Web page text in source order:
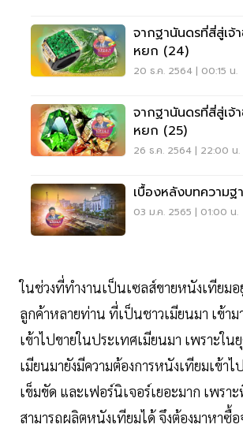
จากฐานันดรที่สี่สู่เจ้
หยก (24)
20 ธ.ค. 2564 | 00:15 น.
จากฐานันดรที่สี่สู่เจ้
หยก (25)
26 ธ.ค. 2564 | 22:00 น.
เบื้องหลังบทความฐ
03 ม.ค. 2565 | 01:00 น.
ในช่วงที่ทำงานเป็นเซลส์ขายหนังเทีย
ลูกค้าหลายท่าน ที่เป็นชาวเมียนมา เข้า
เข้าไปขายในประเทศเมียนมา เพราะใ
เมียนมายังมีความต้องการหนังเทียมเข้าไ
เข็มขัด และเฟอร์นิเจอร์เยอะมาก เพรา
สามารถผลิตหนังเทียมได้ จึงต้องมาหาซื้